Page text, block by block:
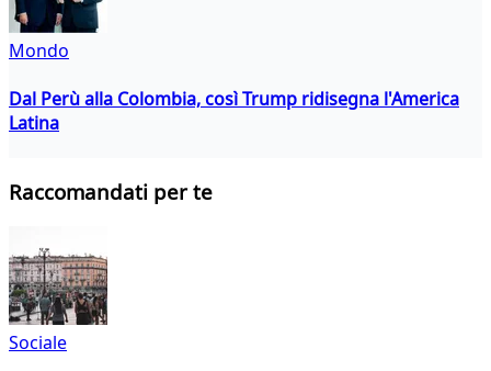
Mondo
Dal Perù alla Colombia, così Trump ridisegna l'America
Latina
Raccomandati per te
Sociale